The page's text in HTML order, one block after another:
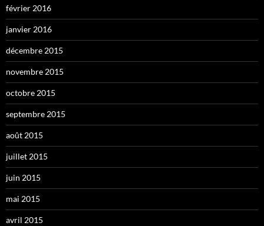
février 2016
janvier 2016
décembre 2015
novembre 2015
octobre 2015
septembre 2015
août 2015
juillet 2015
juin 2015
mai 2015
avril 2015